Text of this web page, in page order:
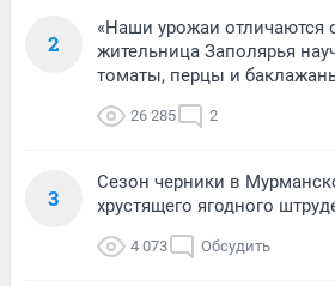
2
«Наши урожаи отличаются
жительница Заполярья
томаты, перцы и
26 285 2
3
Сезон черники в
хрустящего ягодного
4 073 Обсудить